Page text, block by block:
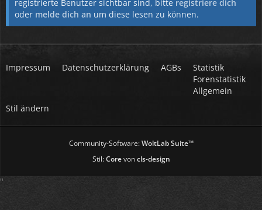
registrierte Benutzer sichtbar sind, bitte registriere dich
oder melde dich an um diese lesen zu können.
Stil ändern
Impressum Datenschutzerklärung AGBs
Statistik
Forenstatistik
Allgemein
Community-Software:WoltLab Suite™
Stil:Corevoncls-design
"